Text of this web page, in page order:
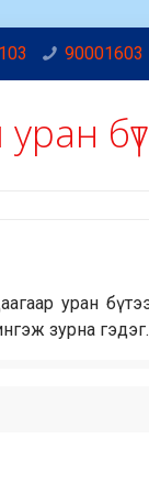
90001603
уран
зурна